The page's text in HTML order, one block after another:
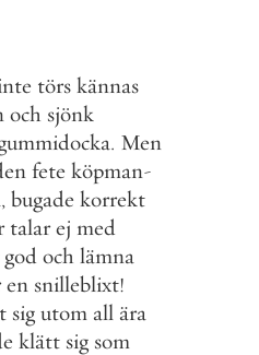
törs kännas
och sjönk
. Men
fete köpman-
, bugade korrekt
talar ej med
god och lämna
en snilleblixt!
sig utom all ära
klätt sig som